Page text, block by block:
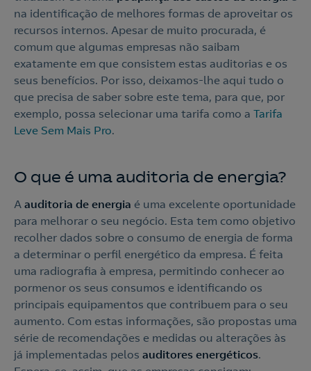
na identificação de melhores formas de aproveitar os
recursos internos. Apesar de muito procurada, é
comum que algumas empresas não saibam
exatamente em que consistem estas auditorias e os
seus benefícios. Por isso, deixamos-lhe aqui tudo o
que precisa de saber sobre este tema, para que, por
exemplo, possa selecionar uma tarifa como a Tarifa
Leve Sem Mais Pro.
O que é uma auditoria de energia?
A auditoria de energia é uma excelente oportunidade
para melhorar o seu negócio. Esta tem como objetivo
recolher dados sobre o consumo de energia de forma
a determinar o perfil energético da empresa. É feita
uma radiografia à empresa, permitindo conhecer ao
pormenor os seus consumos e identificando os
principais equipamentos que contribuem para o seu
aumento. Com estas informações, são propostas uma
série de recomendações e medidas ou alterações às
já implementadas pelos auditores energéticos.